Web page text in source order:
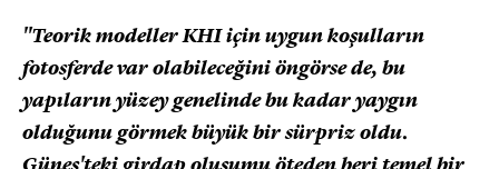
"Teorik modeller KHI için uygun koşulların
fotosferde var olabileceğini öngörse de, bu
yapıların yüzey genelinde bu kadar yaygın
olduğunu görmek büyük bir sürpriz oldu.